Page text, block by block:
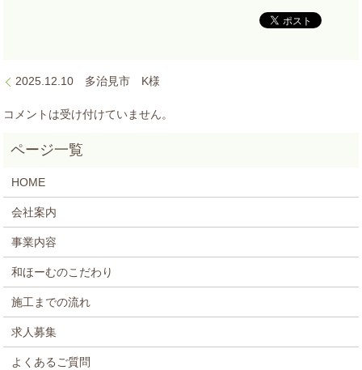
2025.12.10 多治見市 K様
コメントは受け付けていません。
HOME
会社案内
事業内容
和ほーむのこだわり
施工までの流れ
求人募集
よくあるご質問